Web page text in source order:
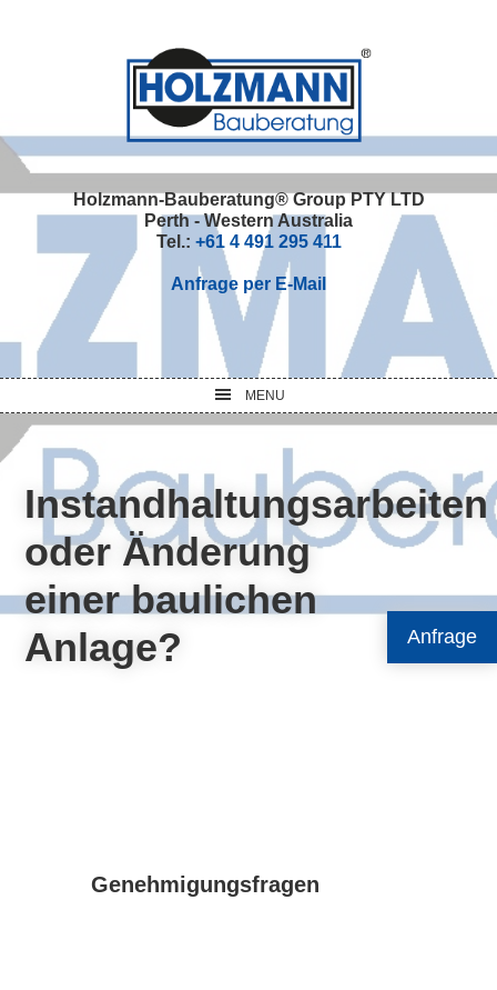
Anfrage
Holzmann-Bauberatung® Group PTY LTD
Perth - Western Australia
Tel.: +61 4 491 295 411
Anfrage per E-Mail
MENU
Instandhaltungsarbeiten
oder Änderung
einer baulichen
Anlage?
Genehmigungsfragen